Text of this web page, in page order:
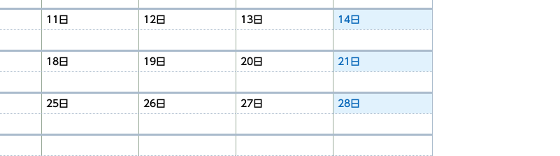
11日 12日 13日 14日
18日 19日 20日 21日
25日 26日 27日 28日